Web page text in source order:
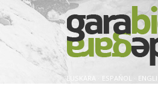
EUSKARA ESPAÑOL ·